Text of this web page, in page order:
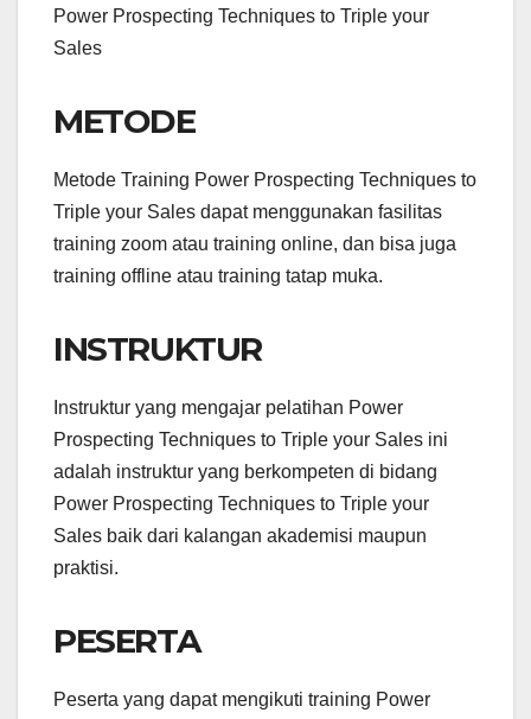
Power Prospecting Techniques to Triple your
Sales
METODE
Metode Training Power Prospecting Techniques to
Triple your Sales dapat menggunakan fasilitas
training zoom atau training online, dan bisa juga
training offline atau training tatap muka.
INSTRUKTUR
Instruktur yang mengajar pelatihan Power
Prospecting Techniques to Triple your Sales ini
adalah instruktur yang berkompeten di bidang
Power Prospecting Techniques to Triple your
Sales baik dari kalangan akademisi maupun
praktisi.
PESERTA
Peserta yang dapat mengikuti training Power